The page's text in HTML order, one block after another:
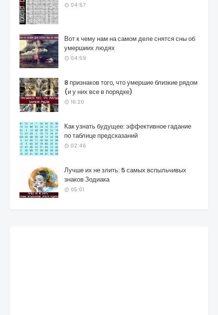
04:57
Вот к чему нам на самом деле снятся сны об
умершиих людях
04:59
8 признаков того, что умершие близкие рядом
(и у них все в порядке)
16:20
Как узнать будущее: эффективное гадание
по таблице предсказаний
02:46
Лучше их не злить: 5 самых вспыльчивых
знаков Зодиака
05:01